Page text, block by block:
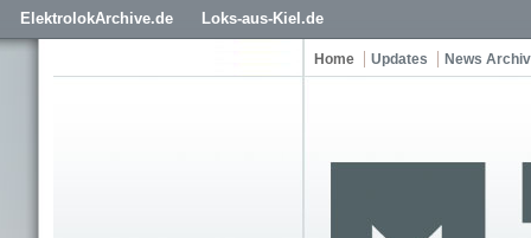
ElektrolokArchive.de Loks-aus-Kiel.de
Home Updates News Archiv